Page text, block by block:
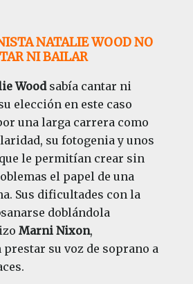
NATALIE WOOD NO
NI BAILAR
Woodsabía cantar ni
elección en este caso
una larga carrera como
su fotogenia y unos
le permitían crear sin
el papel de una
Sus dificultades con la
doblándola
Marni Nixon,
su voz de soprano a